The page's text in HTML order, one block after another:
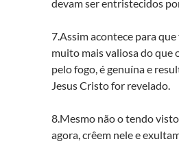
devam ser entristecidos
7.Assim acontece para
muito mais valiosa do que
pelo fogo, é genuína e
Jesus Cristo for revelado.
8.Mesmo não o tendo
agora, crêem nele e